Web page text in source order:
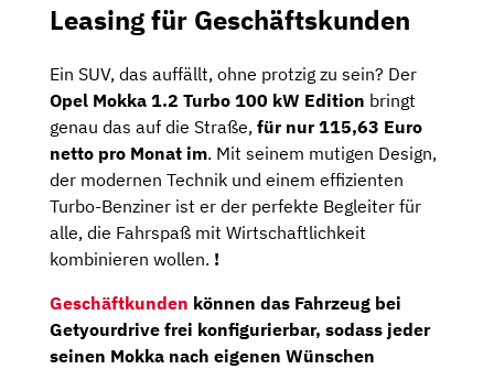
Leasing für Geschäftskunden
Ein SUV, das auffällt, ohne protzig zu sein? Der
Opel Mokka 1.2 Turbo 100 kW Edition bringt
genau das auf die Straße, für nur 115,63 Euro
netto pro Monat im. Mit seinem mutigen Design,
der modernen Technik und einem effizienten
Turbo-Benziner ist er der perfekte Begleiter für
alle, die Fahrspaß mit Wirtschaftlichkeit
kombinieren wollen. !
Geschäftkunden können das Fahrzeug bei
Getyourdrive frei konfigurierbar, sodass jeder
seinen Mokka nach eigenen Wünschen